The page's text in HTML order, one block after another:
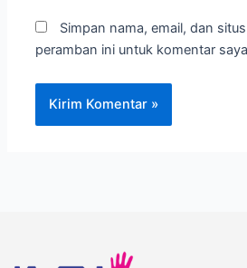
Simpan nama, email, dan
peramban ini untuk komentar